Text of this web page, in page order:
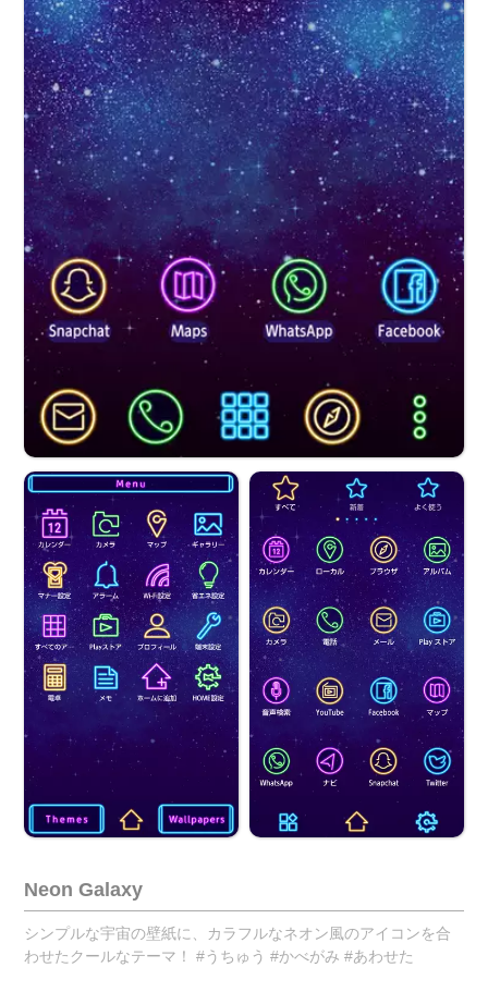
Neon Galaxy
シンプルな宇宙の壁紙に、カラフルなネオン風のアイコンを合
わせたクールなテーマ！ #うちゅう #かべがみ #あわせた